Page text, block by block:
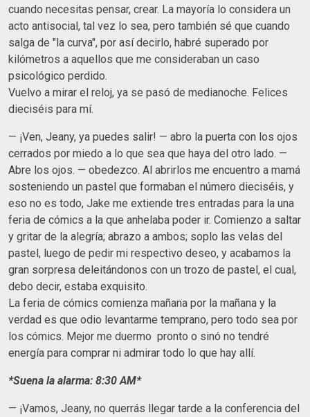
cuando necesitas pensar, crear. La mayoría lo considera un
acto antisocial, tal vez lo sea, pero también sé que cuando
salga de "la curva", por así decirlo, habré superado por
kilómetros a aquellos que me consideraban un caso
psicológico perdido.
Vuelvo a mirar el reloj, ya se pasó de medianoche. Felices
dieciséis para mí.
— ¡Ven, Jeany, ya puedes salir! — abro la puerta con los ojos
cerrados por miedo a lo que sea que haya del otro lado. —
Abre los ojos. — obedezco. Al abrirlos me encuentro a mamá
sosteniendo un pastel que formaban el número dieciséis, y
eso no es todo, Jake me extiende tres entradas para la una
feria de cómics a la que anhelaba poder ir. Comienzo a saltar
y gritar de la alegría; abrazo a ambos; soplo las velas del
pastel, luego de pedir mi respectivo deseo, y acabamos la
gran sorpresa deleitándonos con un trozo de pastel, el cual,
debo decir, estaba exquisito.
La feria de cómics comienza mañana por la mañana y la
verdad es que odio levantarme temprano, pero todo sea por
los cómics. Mejor me duermo pronto o sinó no tendré
energía para comprar ni admirar todo lo que hay allí.
*Suena la alarma: 8:30 AM*
— ¡Vamos, Jeany, no querrás llegar tarde a la conferencia del